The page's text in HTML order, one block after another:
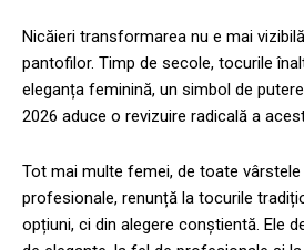
Nicăieri transformarea nu e mai
pantofilor. Timp de secole, tocurile
eleganța feminină, un simbol de
2026 aduce o revizuire radicală a
Tot mai multe femei, de toate
profesionale, renunță la tocurile
opțiuni, ci din alegere conștientă. Ele